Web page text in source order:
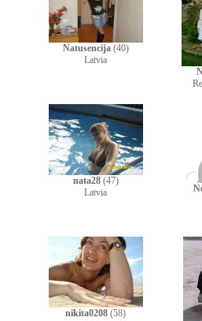
Natusencija (40)
Latvia
nata28 (47)
Latvia
nikita0208 (58)